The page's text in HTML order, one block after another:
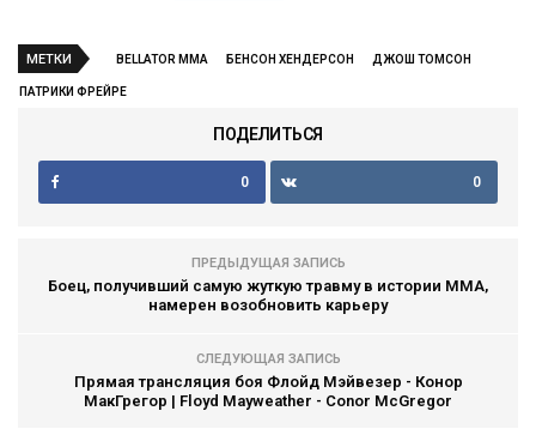
МЕТКИ BELLATOR MMA БЕНСОН ХЕНДЕРСОН ДЖОШ ТОМСОН
ПАТРИКИ ФРЕЙРЕ
ПОДЕЛИТЬСЯ
0 0
ПРЕДЫДУЩАЯ ЗАПИСЬ
Боец, получивший самую жуткую травму в истории MMA,
намерен возобновить карьеру
СЛЕДУЮЩАЯ ЗАПИСЬ
Прямая трансляция боя Флойд Мэйвезер - Конор
МакГрегор | Floyd Mayweather - Conor McGregor